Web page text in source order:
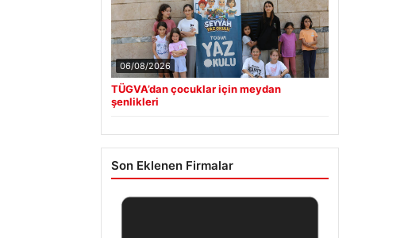
06/08/2026
TÜGVA’dan çocuklar için meydan
şenlikleri
Son Eklenen Firmalar